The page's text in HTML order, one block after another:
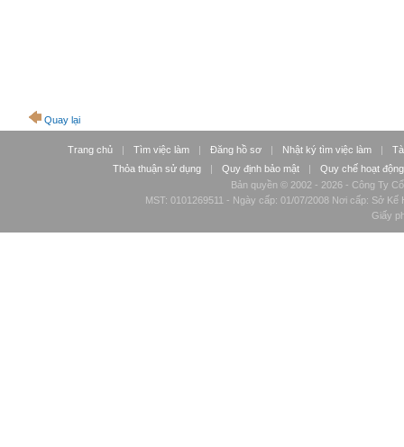
Quay lại
Trang chủ | Tìm việc làm | Đăng hồ sơ | Nhật ký tìm việc làm |
Thỏa thuận sử dụng
| Quy định bảo mật |
Quy chế hoạt động
Bản quyền © 2002 - 2026 - Công Ty
MST: 0101269511 - Ngày cấp: 01/07/2008 Nơi cấp: Sở
Giấy